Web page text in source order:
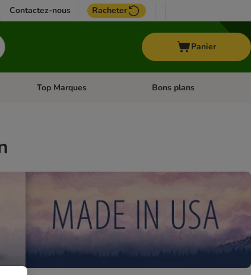
Contactez-nous Racheter
Panier
Oiseau
Dérouler les catégories: Cheval
Top Marques Dérouler les catégories: Top
Bons plans